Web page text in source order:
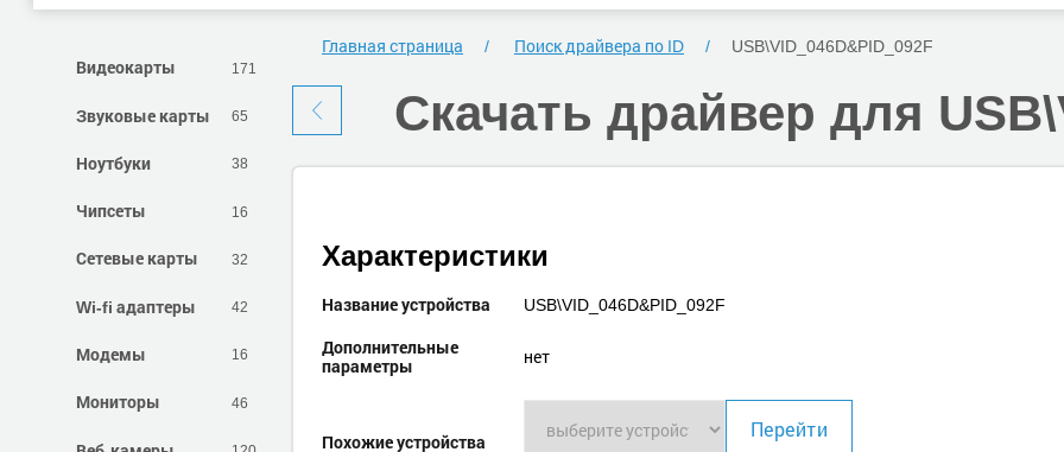
Видеокарты 171
Звуковые карты 65
Ноутбуки 38
Чипсеты 16
Сетевые карты 32
Wi-fi адаптеры 42
Модемы 16
Мониторы 46
Главная страница Поиск драйвера по ID USB\VID_046D&PID_092F
Скачать драйвер для
Характеристики
Название устройства USB\VID_046D&PID_092F
Дополнительные
параметры
нет
Похожие устройства
Перейти